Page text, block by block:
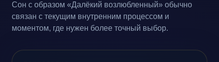
Сон с образом «Далёкий возлюбленный» обычно
связан с текущим внутренним процессом и
моментом, где нужен более точный выбор.